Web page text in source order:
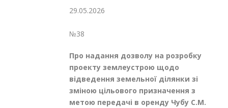
29.05.2026
№38
Про надання дозволу на розробку
проекту землеустрою щодо
відведення земельної ділянки зі
зміною цільового призначення з
метою передачі в оренду Чубу С.М.